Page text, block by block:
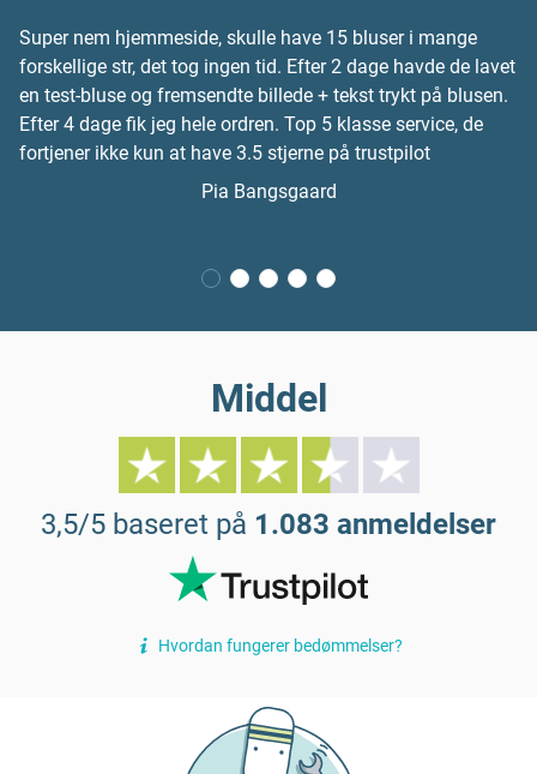
Super nem hjemmeside, skulle have 15 bluser i mange
forskellige str, det tog ingen tid. Efter 2 dage havde de lavet
en test-bluse og fremsendte billede + tekst trykt på blusen.
Efter 4 dage fik jeg hele ordren. Top 5 klasse service, de
fortjener ikke kun at have 3.5 stjerne på trustpilot
Pia Bangsgaard
Middel
3,5/5 baseret på 1.083 anmeldelser
Hvordan fungerer bedømmelser?